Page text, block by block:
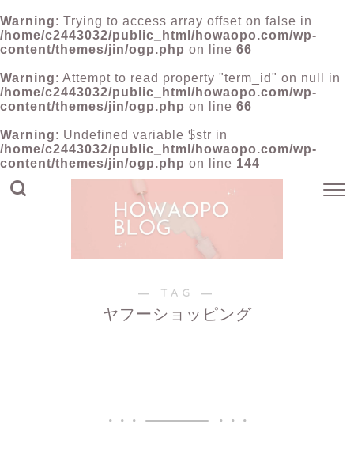
Warning: Trying to access array offset on false in
/home/c2443032/public_html/howaopo.com/wp-
content/themes/jin/ogp.php on line 66
Warning: Attempt to read property "term_id" on null in
/home/c2443032/public_html/howaopo.com/wp-
content/themes/jin/ogp.php on line 66
Warning: Undefined variable $str in
/home/c2443032/public_html/howaopo.com/wp-
content/themes/jin/ogp.php on line 144
― TAG ―
ヤフーショッピング